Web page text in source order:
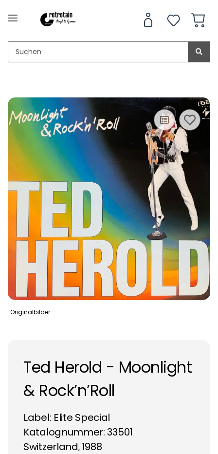
Originalbilder
Ted Herold - Moonlight
& Rock’n’Roll
Label: Elite Special
Katalognummer: 33501
Switzerland, 1988